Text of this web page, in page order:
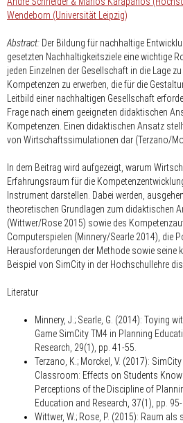
Wendeborn (Universität Leipzig)
Abstract: Der Bildung für nachhaltige
gesetzten Nachhaltigkeitsziele eine wichtige
jeden Einzelnen der Gesellschaft in die Lage
Kompetenzen zu erwerben, die für die
Leitbild einer nachhaltigen Gesellschaft
Frage nach einem geeigneten didaktischen
Kompetenzen. Einen didaktischen Ansatz
von Wirtschaftssimulationen dar (Terzano/
In dem Beitrag wird aufgezeigt, warum
Erfahrungsraum für die
Instrument darstellen. Dabei werden,
theoretischen Grundlagen zum didaktischen
(Wittwer/Rose 2015) sowie des
Computerspielen (Minnery/Searle 2014), die
Herausforderungen der Methode sowie seine
Beispiel von SimCity in der Hochschullehre
Literatur
Minnery, J.; Searle, G. (2014): Toying
Game SimCity TM4 in Planning
Research, 29(1), pp. 41-55.
Terzano, K.; Morckel, V. (2017):
Classroom: Effects on Students
Perceptions of the Discipline of
Education and Research, 37(1), pp. 95-
Wittwer, W.; Rose, P. (2015): Raum